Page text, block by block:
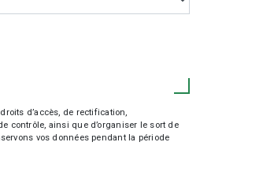
d’accès, de rectification,
contrôle, ainsi que d’organiser le sort de
vos données pendant la période